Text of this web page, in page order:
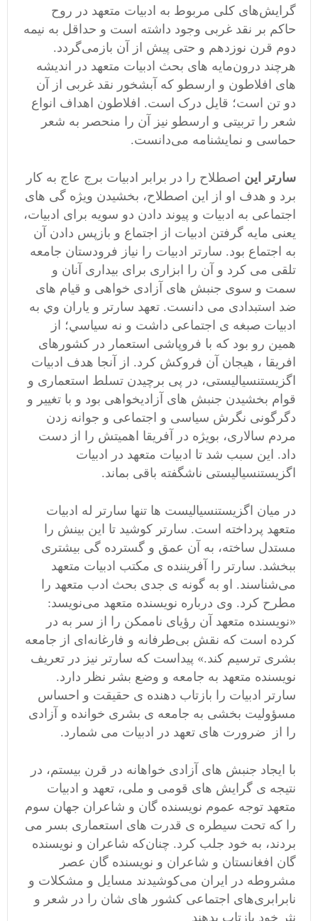
گرایش‌های کلی مربوط به ادبیات متعهد در روح
حاکم بر نقد غربی وجود داشته است و حداقل به نیمه
دوم قرن نوزدهم‌ و حتی پیش از آن بازمی‌گردد.
هرچند درون‌مایه های بحث ادبیات متعهد در اندیشه
های افلاطون و ارسطو که آبشخور نقد غربی از آن
دو تن ‌است؛ قایل درک است. افلاطون اهداف انواع
شعر را تربیتی و ارسطو نیز آن را منحصر به شعر
حماسی و نمایشنامه می‌دانست.
سارتر اين اصطلاح را در برابر ادبيات برج عاج به کار
برد و هدف او از این اصطلاح، بخشيدن ویژه گی های
اجتماعی به ادبيات و پیوند دادن دو سويه برای ادبيات،
يعنی مايه گرفتن ادبيات از اجتماع و بازپس دادن آن
به اجتماع بود. سارتر ادبيات را نیاز فرودستان جامعه
تلقی می کرد و آن را ابزاری برای بيداری آنان و
سمت و سوی جنبش های آزادی خواهی و قيام های
ضد استبدادی می دانست. تعهد سارتر و ياران وي به
ادبیات صبغه ی اجتماعی داشت و نه سياسي؛ از
همین رو بود که با فروپاشی استعمار در کشورهای
افريقا ، هيجان آن فروکش کرد. از آنجا هدف ادبيات
اگزيستنسياليستی، در پی برچيدن تسلط استعماری و
قوام بخشیدن جنبش های آزاديخواهی بود و با تغيير و
دگرگونی نگرش سياسی و اجتماعی و جوانه زدن
مردم سالاری، بویژه در آفریقا اهميتش را از دست
داد. این سبب شد تا ادبیات متعهد در ادبیات
اگزیستنسیالیستی ناشگفته باقی بماند.
در میان اگزيستنسياليست ها تنها سارتر له ادبیات
متعهد پرداخته است. سارتر کوشید تا این بینش را‌
مستدل‌ ساخته، به آن عمق و گسترده گی بیشتری
ببخشد. سارتر را‌ آفریننده ی مکتب ادبیات متعهد
می‌شناسند. او به گونه ی جدی بحث ادب متعهد را
مطرح کرد. وی درباره‌ نویسنده متعهد می‌نویسد:
«نویسنده متعهد‌ آن‌ رؤیای ناممکن‌ را‌ از‌ سر به در
کرده است که‌ نقش‌ بی‌طرفانه و فارغانه‌ای از جامعه
بشری ترسیم کند.» پیداست که سارتر‌ نیز‌ در تعریف
نویسنده متعهد به جامعه‌ و وضع بشر نظر‌ دارد.
سارتر ادبيات را بازتاب دهنده ی حقیقت و احساس
مسؤولیت بخشی به جامعه ی بشری خوانده و آزادی
را از ضرورت های تعهد در ادبیات می شمارد.
با ایجاد جنبش های آزادی خواهانه در قرن بیستم، در
نتیجه ی گرایش های قومی و ملی، تعهد و ادبیات
متعهد توجه عموم نویسنده گان و شاعران جهان سوم
را که تحت سیطره ی قدرت های استعماری بسر می
بردند، به خود جلب کرد. چنان‌که شاعران و نویسنده
گان افغانستان و شاعران و نویسنده گان عصر
مشروطه در ایران می‌کوشیدند مسایل و مشکلات و
نابرابری‌های اجتماعی کشور های شان را در شعر و
نثر خود بازتاب بدهند